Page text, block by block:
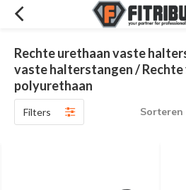
Rechte urethaan vaste
vaste halterstangen /
polyurethaan
Filters Sorteren